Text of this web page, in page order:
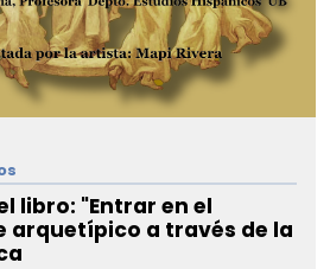
libro: "Entrar en el
arquetípico a través de la